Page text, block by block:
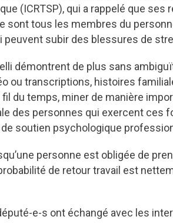
(ICRTSP), qui a rappelé que
sont tous les membres du
peuvent subir des blessures de
démontrent de plus sans
ou transcriptions, histoires
du temps, miner de manière
des personnes qui exercent
soutien psychologique
personne est obligée de
de retour travail est
e-s ont échangé avec les